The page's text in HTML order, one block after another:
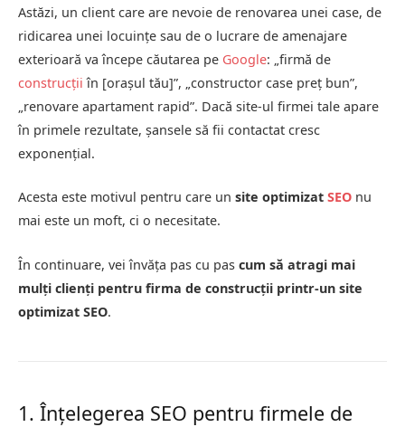
Astăzi, un client care are nevoie de renovarea unei case, de
ridicarea unei locuințe sau de o lucrare de amenajare
exterioară va începe căutarea pe Google: „firmă de
construcții în [orașul tău]”, „constructor case preț bun”,
„renovare apartament rapid”. Dacă site-ul firmei tale apare
în primele rezultate, șansele să fii contactat cresc
exponențial.
Acesta este motivul pentru care un site optimizat SEO nu
mai este un moft, ci o necesitate.
În continuare, vei învăța pas cu pas cum să atragi mai
mulți clienți pentru firma de construcții printr-un site
optimizat SEO.
1. Înțelegerea SEO pentru firmele de